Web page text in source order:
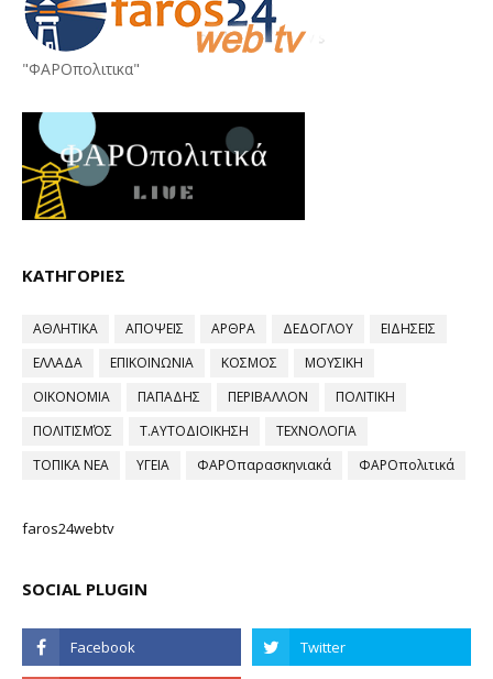
"ΦΑΡΟπολιτικα"
ΚΑΤΗΓΟΡΙΕΣ
ΑΘΛΗΤΙΚΑ ΑΠΟΨΕΙΣ ΑΡΘΡΑ ΔΕΔΟΓΛΟΥ
ΕΙΔΗΣΕΙΣ
ΕΛΛΑΔΑ
ΕΠΙΚΟΙΝΩΝΙΑ ΚΟΣΜΟΣ
ΜΟΥΣΙΚΗ
ΟΙΚΟΝΟΜΙΑ
ΠΑΠΑΔΗΣ ΠΕΡΙΒΑΛΛΟΝ
ΠΟΛΙΤΙΚΗ
ΠΟΛΙΤΙΣΜΌΣ
Τ.ΑΥΤΟΔΙΟΙΚΗΣΗ
ΤΕΧΝΟΛΟΓΙΑ
ΤΟΠΙΚΑ ΝΕΑ
ΥΓΕΙΑ ΦΑΡΟπαρασκηνιακά ΦΑΡΟπολιτικά
faros24webtv
SOCIAL PLUGIN